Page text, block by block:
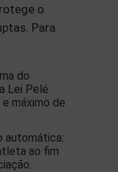
o
Para
do
Lei Pelé
máximo de
automática:
ao fim